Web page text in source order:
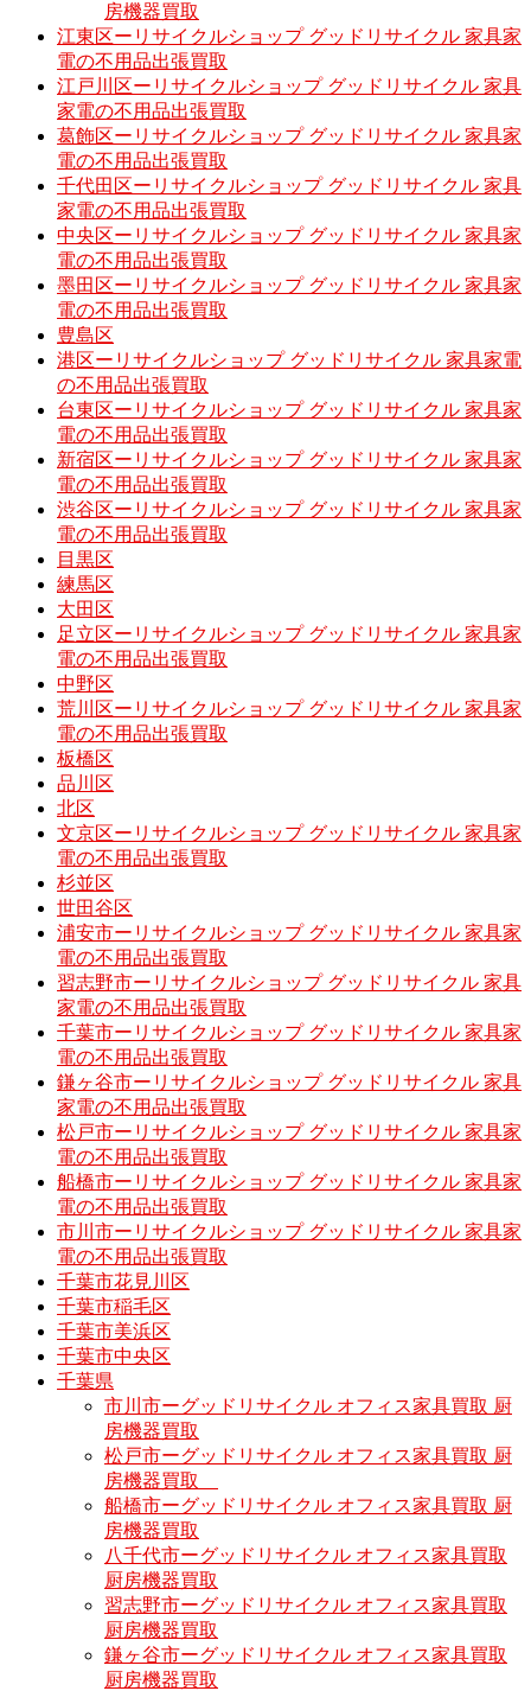
房機器買取
江東区ーリサイクルショップ グッドリサイクル 家具家
電の不用品出張買取
江戸川区ーリサイクルショップ グッドリサイクル 家具
家電の不用品出張買取
葛飾区ーリサイクルショップ グッドリサイクル 家具家
電の不用品出張買取
千代田区ーリサイクルショップ グッドリサイクル 家具
家電の不用品出張買取
中央区ーリサイクルショップ グッドリサイクル 家具家
電の不用品出張買取
墨田区ーリサイクルショップ グッドリサイクル 家具家
電の不用品出張買取
豊島区
港区ーリサイクルショップ グッドリサイクル 家具家電
の不用品出張買取
台東区ーリサイクルショップ グッドリサイクル 家具家
電の不用品出張買取
新宿区ーリサイクルショップ グッドリサイクル 家具家
電の不用品出張買取
渋谷区ーリサイクルショップ グッドリサイクル 家具家
電の不用品出張買取
目黒区
練馬区
大田区
足立区ーリサイクルショップ グッドリサイクル 家具家
電の不用品出張買取
中野区
荒川区ーリサイクルショップ グッドリサイクル 家具家
電の不用品出張買取
板橋区
品川区
北区
文京区ーリサイクルショップ グッドリサイクル 家具家
電の不用品出張買取
杉並区
世田谷区
浦安市ーリサイクルショップ グッドリサイクル 家具家
電の不用品出張買取
習志野市ーリサイクルショップ グッドリサイクル 家具
家電の不用品出張買取
千葉市ーリサイクルショップ グッドリサイクル 家具家
電の不用品出張買取
鎌ヶ谷市ーリサイクルショップ グッドリサイクル 家具
家電の不用品出張買取
松戸市ーリサイクルショップ グッドリサイクル 家具家
電の不用品出張買取
船橋市ーリサイクルショップ グッドリサイクル 家具家
電の不用品出張買取
市川市ーリサイクルショップ グッドリサイクル 家具家
電の不用品出張買取
千葉市花見川区
千葉市稲毛区
千葉市美浜区
千葉市中央区
千葉県
市川市ーグッドリサイクル オフィス家具買取 厨
房機器買取
松戸市ーグッドリサイクル オフィス家具買取 厨
房機器買取
船橋市ーグッドリサイクル オフィス家具買取 厨
房機器買取
八千代市ーグッドリサイクル オフィス家具買取
厨房機器買取
習志野市ーグッドリサイクル オフィス家具買取
厨房機器買取
鎌ヶ谷市ーグッドリサイクル オフィス家具買取
厨房機器買取